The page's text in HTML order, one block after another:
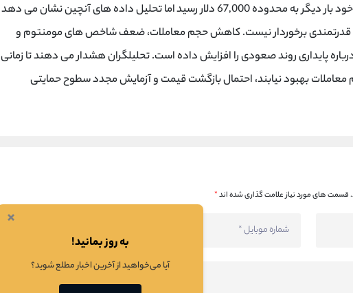
پس از رشد اخیر خود بار دیگر به محدوده 67,000 دلار رسید اما تحلیل داده های آنچین نشان می دهد
قدرتمندی برخوردار نیست. کاهش حجم معاملات، ضعف شاخص های مومنتوم و
پایداری روند صعودی را افزایش داده است. تحلیلگران هشدار می دهند تا زمانی
بهبود نیابند، احتمال بازگشت قیمت و آزمایش مجدد سطوح حمایتی
قسمت های مورد نیاز علامت گذاری شده اند*
×
به روز بمانید!
آیا می‌خواهید از آخرین اخبار مطلع شوید؟